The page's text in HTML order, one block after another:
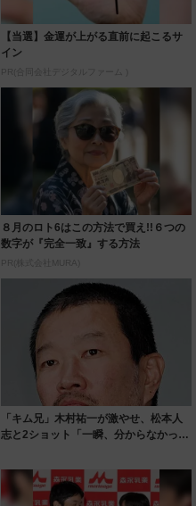
【当選】金運が上がる直前に起こるサ
イン
PR(合同会社デジタルファーム )
８月のロト6はこの方法で買え!!６つの
数字が『完全一致』する方法
PR(株式会社MURA)
「キム兄」木村祐一が激やせ、松本人
志と2ショット「一瞬、分からなかった